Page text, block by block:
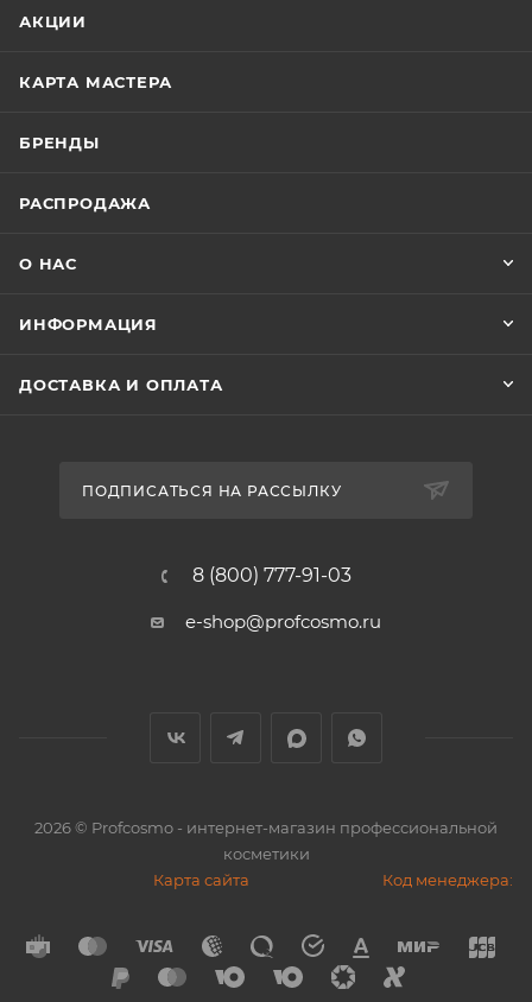
АКЦИИ
КАРТА МАСТЕРА
БРЕНДЫ
РАСПРОДАЖА
О НАС
ИНФОРМАЦИЯ
ДОСТАВКА И ОПЛАТА
ПОДПИСАТЬСЯ НА РАССЫЛКУ
8 (800) 777-91-03
e-shop@profcosmo.ru
2026© Profcosmo - интернет-магазин профессиональной
косметики
Карта сайта
Код менеджера: